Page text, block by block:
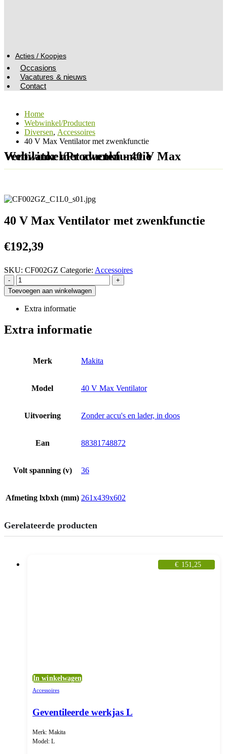
Acties / Koopjes
Occasions
Vacatures & nieuws
Contact
Home
Webwinkel/Producten
Diversen, Accessoires
40 V Max Ventilator met zwenkfunctie
Webwinkel/Producten - 40 V Max Ventilator met zwenkfunctie
40 V Max Ventilator met zwenkfunctie
€192,39
SKU: CF002GZ Categorie: Accessoires
-
+
Toevoegen aan winkelwagen
Extra informatie
Extra informatie
Merk Makita
Model 40 V Max Ventilator
Uitvoering Zonder accu's en lader, in doos
Ean 88381748872
Volt spanning (v) 36
Afmeting lxbxh (mm) 261x439x602
Gerelateerde producten
€ 151,25
In winkelwagen
Accessoires
Geventileerde werkjas L
Merk: Makita
Model: L